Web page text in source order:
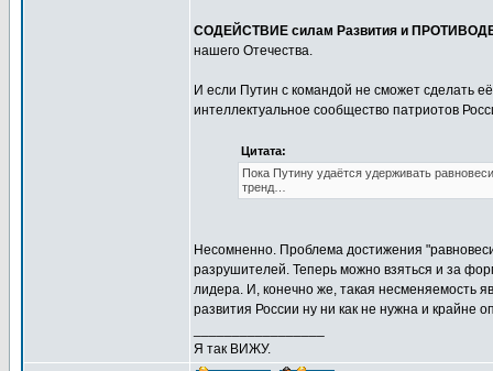
СОДЕЙСТВИЕ силам Развития и
нашего Отечества.
И если Путин с командой не сможет сделать
интеллектуальное сообщество патриотов
Цитата:
Пока Путину удаётся удерживать
тренд…
Несомненно. Проблема достижения
разрушителей. Теперь можно взяться и за
лидера. И, конечно же, такая несменяемость
развития России ну ни как не нужна и крайне
Я так ВИЖУ.